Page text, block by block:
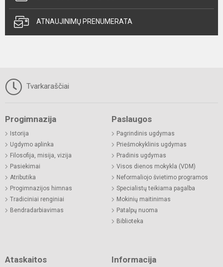
ATNAUJINIMŲ PRENUMERATA
Tvarkaraščiai
Progimnazija
Istorija
Ugdymo aplinka
Filosofija, misija, vizija
Pasiekimai
Atributika
Progimnazijos himnas
Tradiciniai renginiai
Bendradarbiavimas
Paslaugos
Pagrindinis ugdymas
Priešmokyklinis ugdymas
Pradinis ugdymas
Visos dienos mokykla (VDM)
Neformaliojo švietimo programos
Specialistų teikiama pagalba
Mokinių maitinimas
Patalpų nuoma
Biblioteka
Ataskaitos Informacija